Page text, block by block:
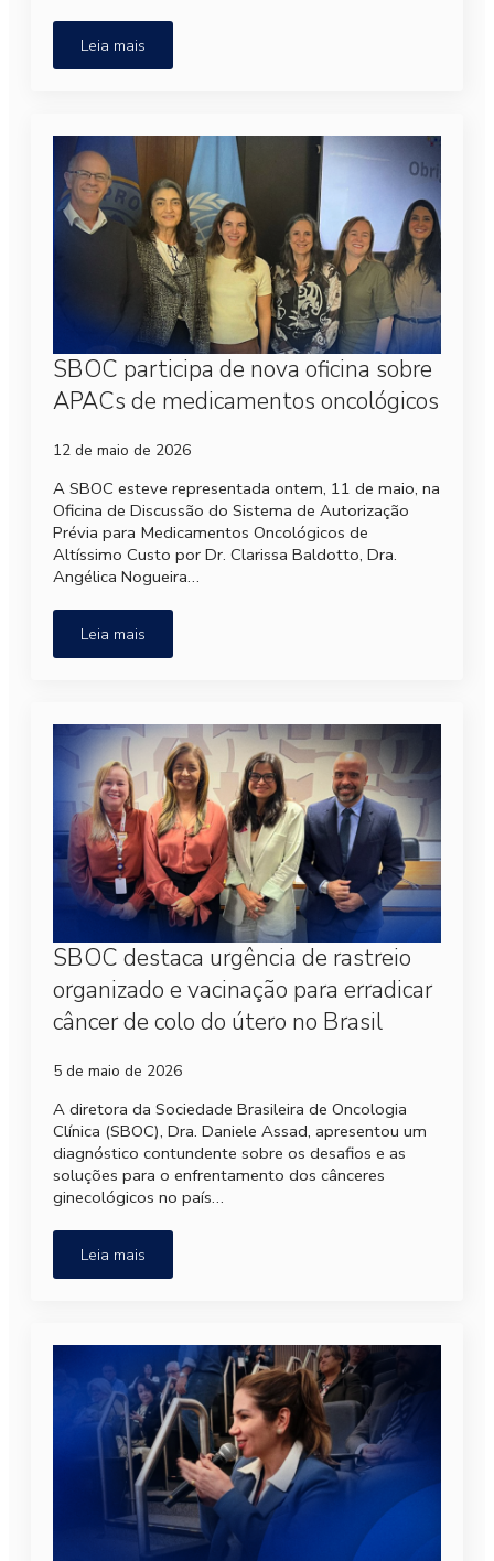
Leia mais
SBOC participa de nova oficina sobre
APACs de medicamentos oncológicos
12 de maio de 2026
A SBOC esteve representada ontem, 11 de maio, na
Oficina de Discussão do Sistema de Autorização
Prévia para Medicamentos Oncológicos de
Altíssimo Custo por Dr. Clarissa Baldotto, Dra.
Angélica Nogueira…
Leia mais
SBOC destaca urgência de rastreio
organizado e vacinação para erradicar
câncer de colo do útero no Brasil
5 de maio de 2026
A diretora da Sociedade Brasileira de Oncologia
Clínica (SBOC), Dra. Daniele Assad, apresentou um
diagnóstico contundente sobre os desafios e as
soluções para o enfrentamento dos cânceres
ginecológicos no país…
Leia mais